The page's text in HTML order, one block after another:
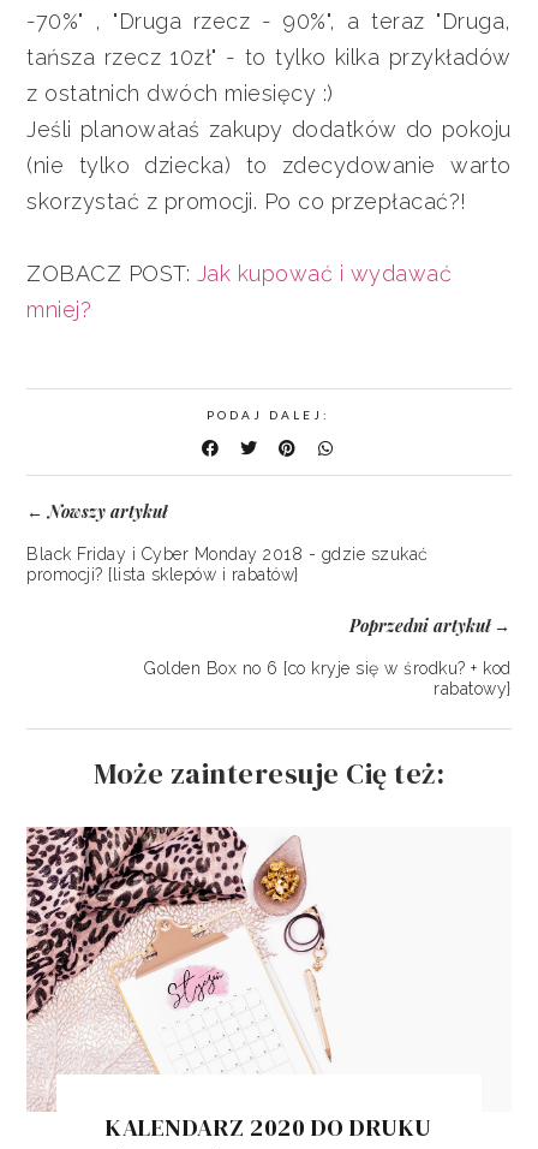
-70%" , "Druga rzecz - 90%", a teraz "Druga,
tańsza rzecz 10zł" - to tylko kilka przykładów
z ostatnich dwóch miesięcy :)
Jeśli planowałaś zakupy dodatków do pokoju
(nie tylko dziecka) to zdecydowanie warto
skorzystać z promocji. Po co przepłacać?!
ZOBACZ POST: Jak kupować i wydawać
mniej?
PODAJ DALEJ:
←Nowszy artykuł
Black Friday i Cyber Monday 2018 - gdzie szukać
promocji? {lista sklepów i rabatów}
Poprzedni artykuł→
Golden Box no 6 {co kryje się w środku? + kod
rabatowy}
Może zainteresuje Cię też:
KALENDARZ 2020 DO DRUKU